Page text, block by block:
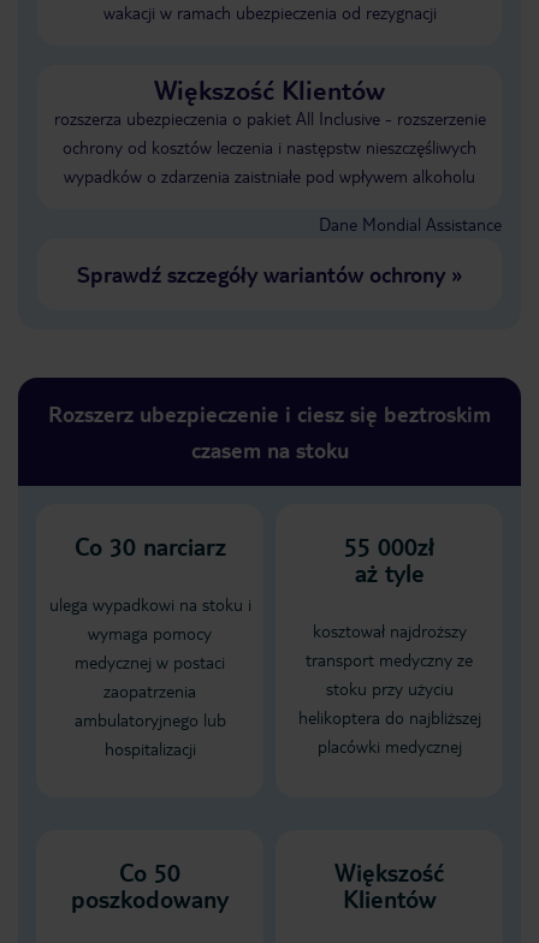
wakacji w ramach ubezpieczenia od rezygnacji
Większość Klientów
rozszerza ubezpieczenia o pakiet All Inclusive - rozszerzenie
ochrony od kosztów leczenia i następstw nieszczęśliwych
wypadków o zdarzenia zaistniałe pod wpływem alkoholu
Dane Mondial Assistance
Sprawdź szczegóły wariantów ochrony»
Rozszerz ubezpieczenie i ciesz się beztroskim
czasem na stoku
Co 30 narciarz
ulega wypadkowi na stoku i
wymaga pomocy
medycznej w postaci
zaopatrzenia
ambulatoryjnego lub
hospitalizacji
55 000zł
aż tyle
kosztował najdroższy
transport medyczny ze
stoku przy użyciu
helikoptera do najbliższej
placówki medycznej
Co 50
poszkodowany
Większość
Klientów